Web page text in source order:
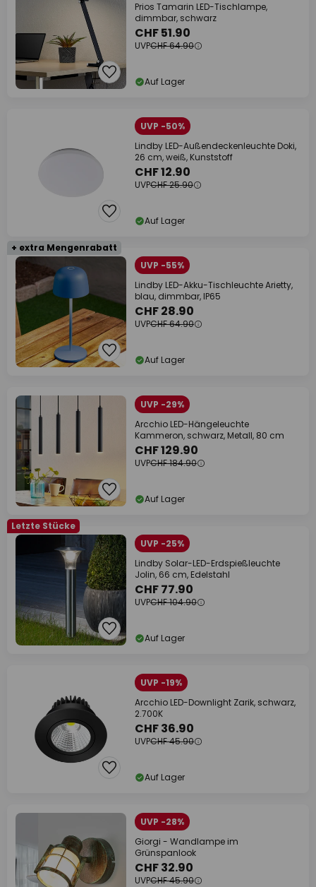
Prios Tamarin LED-Tischlampe,
dimmbar, schwarz
CHF 51.90
UVPCHF 64.90
Auf Lager
UVP -50%
Lindby LED-Außendeckenleuchte Doki,
26 cm, weiß, Kunststoff
CHF 12.90
UVPCHF 25.90
Auf Lager
+ extra Mengenrabatt
UVP -55%
Lindby LED-Akku-Tischleuchte Arietty,
blau, dimmbar, IP65
CHF 28.90
UVPCHF 64.90
Auf Lager
UVP -29%
Arcchio LED-Hängeleuchte
Kammeron, schwarz, Metall, 80 cm
CHF 129.90
UVPCHF 184.90
Auf Lager
Letzte Stücke
UVP -25%
Lindby Solar-LED-Erdspießleuchte
Jolin, 66 cm, Edelstahl
CHF 77.90
UVPCHF 104.90
Auf Lager
UVP -19%
Arcchio LED-Downlight Zarik, schwarz,
2.700K
CHF 36.90
UVPCHF 45.90
Auf Lager
UVP -28%
Giorgi - Wandlampe im
Grünspanlook
CHF 32.90
UVPCHF 45.90